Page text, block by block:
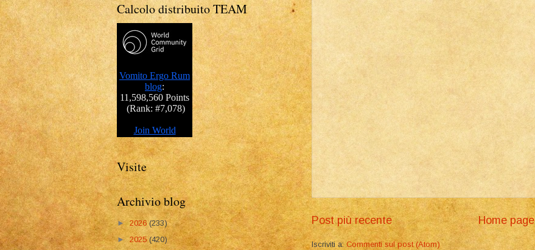
Post più recente Home page
Iscriviti a:Commenti sul post (Atom)
Calcolo distribuito TEAM
Visite
Archivio blog
► 2026(233)
►2025(420)